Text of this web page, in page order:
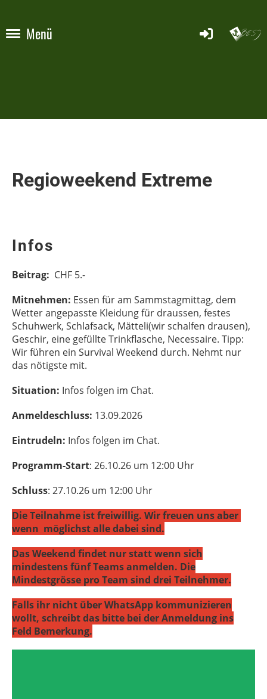
Menü
Regioweekend Extreme
Infos
Beitrag: CHF 5.-
Mitnehmen: Essen für am Sammstagmittag, dem
Wetter angepasste Kleidung für draussen, festes
Schuhwerk, Schlafsack, Mätteli(wir schalfen drausen),
Geschir, eine gefüllte Trinkflasche, Necessaire. Tipp:
Wir führen ein Survival Weekend durch. Nehmt nur
das nötigste mit.
Situation: Infos folgen im Chat.
Anmeldeschluss: 13.09.2026
Eintrudeln: Infos folgen im Chat.
Programm-Start: 26.10.26 um 12:00 Uhr
Schluss: 27.10.26 um 12:00 Uhr
Die Teilnahme ist freiwillig. Wir freuen uns aber
wenn möglichst alle dabei sind.
Das Weekend findet nur statt wenn sich
mindestens fünf Teams anmelden. Die
Mindestgrösse pro Team sind drei Teilnehmer.
Falls ihr nicht über WhatsApp kommunizieren
wollt, schreibt das bitte bei der Anmeldung ins
Feld Bemerkung.